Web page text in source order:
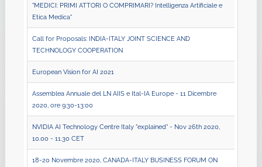
"MEDICI: PRIMI ATTORI O COMPRIMARI? Intelligenza Artificiale e
Etica Medica"
Call for Proposals: INDIA-ITALY JOINT SCIENCE AND
TECHNOLOGY COOPERATION
European Vision for AI 2021
Assemblea Annuale del LN AIIS e Ital-IA Europe - 11 Dicembre
2020, ore 9:30-13:00
NVIDIA AI Technology Centre Italy "explained" - Nov 26th 2020,
10.00 - 11.30 CET
18-20 Novembre 2020, CANADA-ITALY BUSINESS FORUM ON